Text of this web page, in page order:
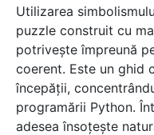
Utilizarea
puzzle construit cu
potrivește împreună
coerent. Este un ghid
începății,
programării Python.
adesea însoțește